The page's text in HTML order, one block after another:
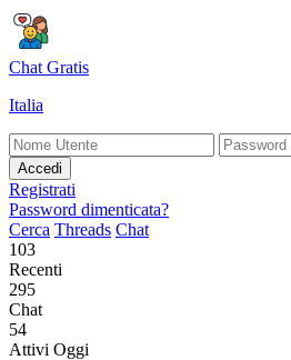
Chat Gratis
Italia
Accedi
Registrati
Password dimenticata?
Cerca Threads Chat
103
Recenti
295
Chat
54
Attivi Oggi